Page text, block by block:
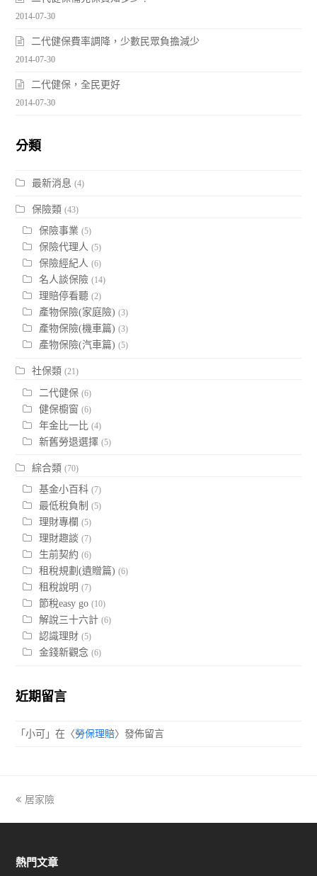
2014-07-30
二代健保費率調降，少數民眾負擔減少
2014-07-30
二代健保，全民更好
2014-07-30
分類
最新消息 (4)
保險類 (43)
保險事業 (5)
保險代理人 (5)
保險經紀人 (6)
名人談保險 (14)
理賠停看聽 (2)
產物保險(家庭險) (3)
產物保險(機車篇) (3)
產物保險(汽車篇) (5)
社保類 (21)
二代健保 (6)
健保櫥窗 (6)
年金比一比 (4)
新舊勞退選擇 (5)
綜合類 (70)
基金小百科 (7)
最低稅負制 (5)
理財專欄 (5)
理財趣談 (7)
生前契約 (6)
租稅規劃(遺贈篇) (6)
租稅說明 (7)
節稅easy go (10)
解說三十六計 (6)
認識理財 (5)
金錢新觀念 (6)
近期留言
「小可 」在〈勞保理賠〉發佈留言
previous
居家險
熱門文章